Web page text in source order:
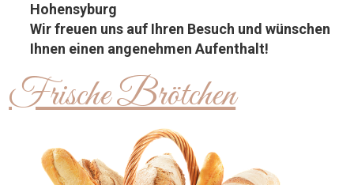
Hohensyburg
Wir freuen uns auf Ihren Besuch und wünschen
Ihnen einen angenehmen Aufenthalt!
Frische Brötchen